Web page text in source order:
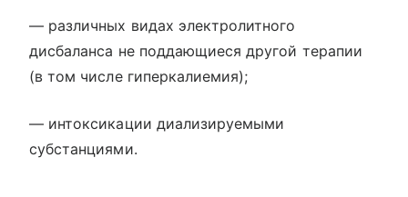
— различных видах электролитного
дисбаланса не поддающиеся другой терапии
(в том числе гиперкалиемия);
— интоксикации диализируемыми
субстанциями.